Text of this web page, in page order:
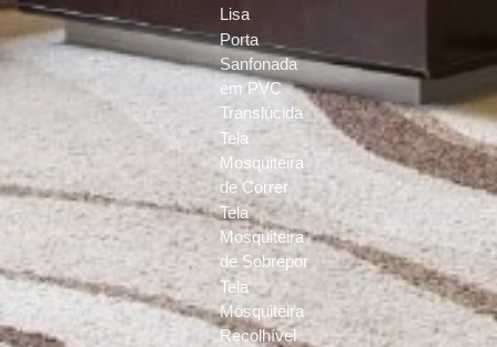
Lisa
Porta
Sanfonada
em PVC
Translúcida
Tela
Mosquiteira
de Correr
Tela
Mosquiteira
de Sobrepor
Tela
Mosquiteira
Recolhível